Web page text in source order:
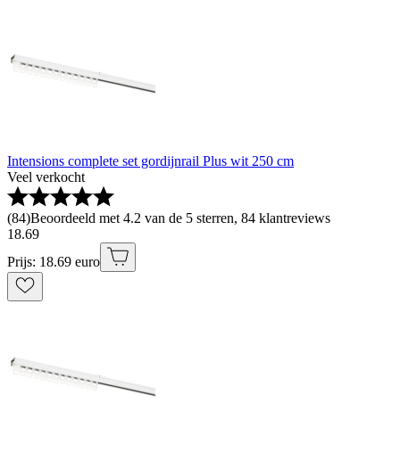
Intensions complete set gordijnrail Plus wit 250 cm
Veel verkocht
(84)Beoordeeld met 4.2 van de 5 sterren, 84 klantreviews
18.69
Prijs: 18.69 euro